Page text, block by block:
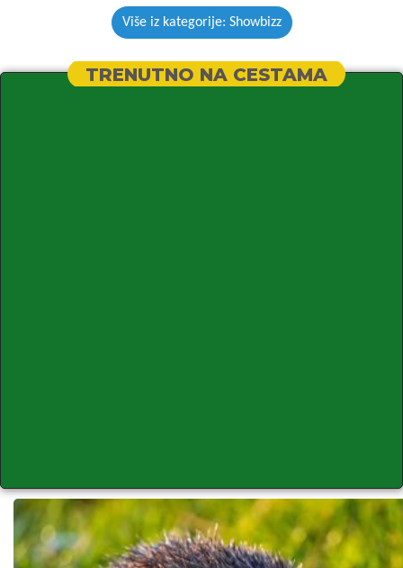
Više iz kategorije: Showbizz
TRENUTNO NA CESTAMA